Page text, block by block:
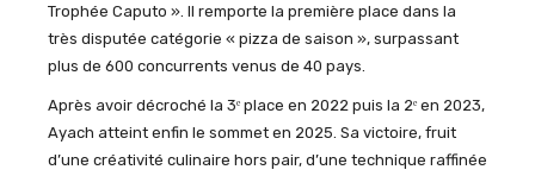
Trophée Caputo ». Il remporte la première place dans la
très disputée catégorie « pizza de saison », surpassant
plus de 600 concurrents venus de 40 pays.
Après avoir décroché la 3ᵉ place en 2022 puis la 2ᵉ en 2023,
Ayach atteint enfin le sommet en 2025. Sa victoire, fruit
d’une créativité culinaire hors pair, d’une technique raffinée